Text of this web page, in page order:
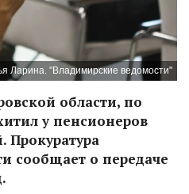
Ларина. "Владимирские ведомости"
области, по
у пенсионеров
Прокуратура
сообщает о передаче